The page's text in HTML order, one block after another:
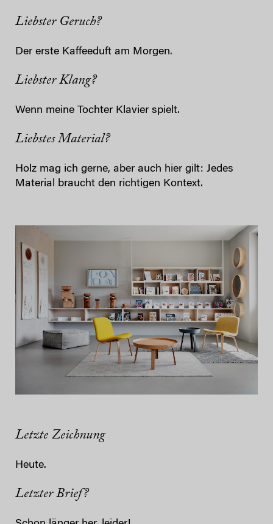
Liebster Geruch?
Der erste Kaffeeduft am Morgen.
Liebster Klang?
Wenn meine Tochter Klavier spielt.
Liebstes Material?
Holz mag ich gerne, aber auch hier gilt: Jedes
Material braucht den richtigen Kontext.
Letzte Zeichnung
Heute.
Letzter Brief?